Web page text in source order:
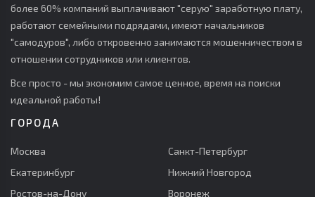
более 60% компаний выплачивают "серую" заработную плату,
работают семейными подрядами, имеют начальников
"самодуров", либо откровенно занимаются мошенничеством в
отношении сотрудников или клиентов.
Все просто - мы экономим самое ценное, время на поиски
идеальной работы!
ГОРОДА
Москва
Санкт-Петербург
Екатеринбург
Нижний Новгород
Ростов-на-Дону
Воронеж